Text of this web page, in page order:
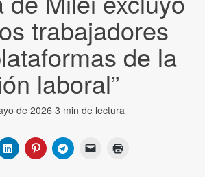
trabajadores
de la
laboral”
de 2026 3 min de lectura